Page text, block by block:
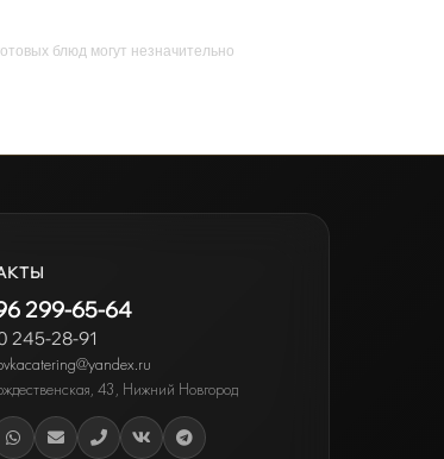
блюд могут незначительно
299-65-64
245-28-91
43, Нижний Новгород